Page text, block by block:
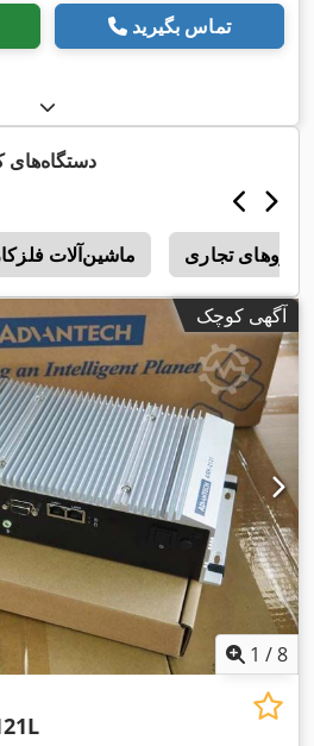
تماس بگیرید
دستگاه‌های
ماشین‌آلات تجاری
آگهی کوچک
1 /8